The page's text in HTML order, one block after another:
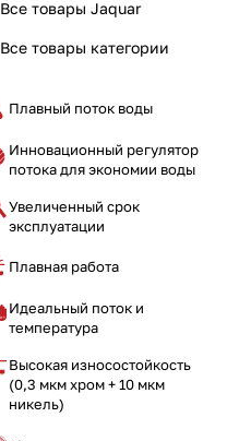
Все товары Jaquar
Все товары категории
Плавный поток воды
Инновационный регулятор
потока для экономии воды
Увеличенный срок
эксплуатации
Плавная работа
Идеальный поток и
температура
Высокая износостойкость
(0,3 мкм хром + 10 мкм
никель)